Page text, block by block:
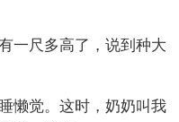
一尺多高了，说到种大
懒觉。这时，奶奶叫我